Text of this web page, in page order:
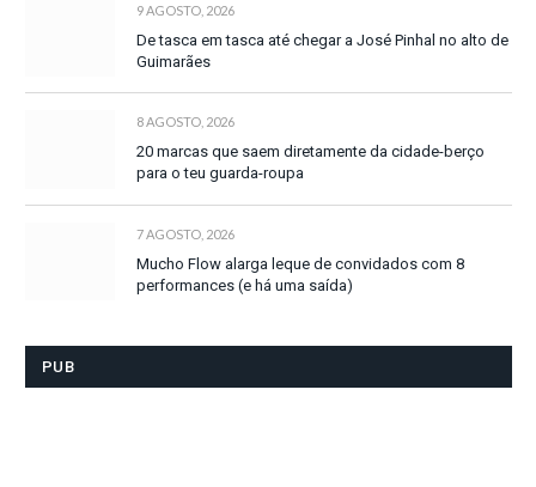
9 AGOSTO, 2026
De tasca em tasca até chegar a José Pinhal no alto de
Guimarães
8 AGOSTO, 2026
20 marcas que saem diretamente da cidade-berço
para o teu guarda-roupa
7 AGOSTO, 2026
Mucho Flow alarga leque de convidados com 8
performances (e há uma saída)
PUB